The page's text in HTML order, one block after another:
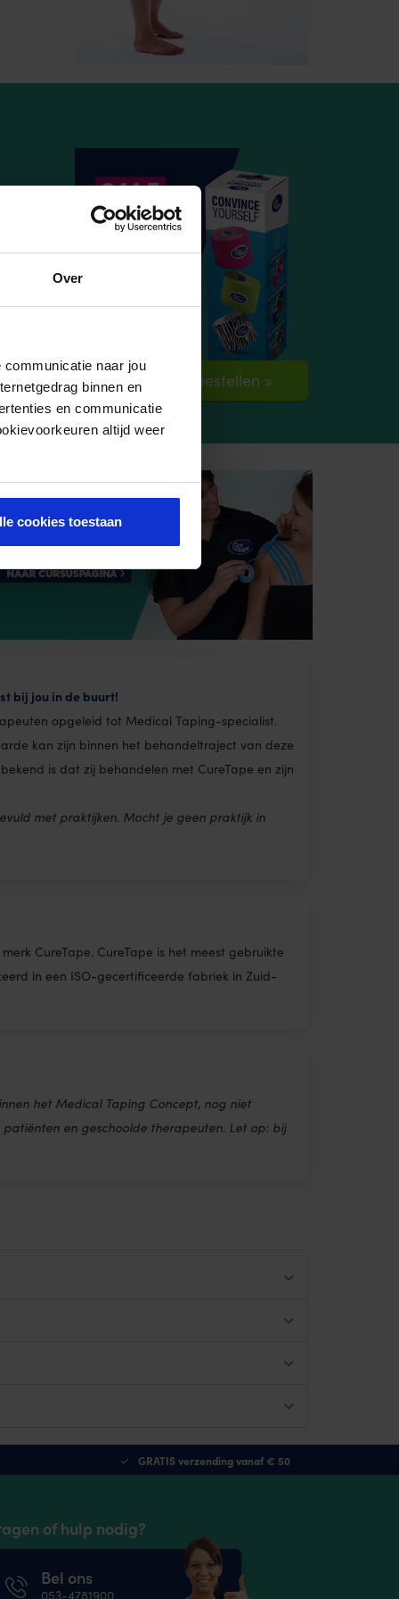
Over
naar jou
binnen en
en communicatie
altijd weer
cookies toestaan
Verpakking bestellen »
bij jou in de buurt!
opgeleid tot Medical Taping-specialist.
kan zijn binnen het behandeltraject van deze
is dat zij behandelen met CureTape en zijn
met praktijken. Mocht je geen praktijk in
CureTape. CureTape is het meest gebruikte
in een ISO-gecertificeerde fabriek in Zuid-
het Medical Taping Concept, nog niet
en geschoolde therapeuten. Let op: bij
GRATIS verzending vanaf € 50
of hulp nodig?
Bel ons
053-4781900